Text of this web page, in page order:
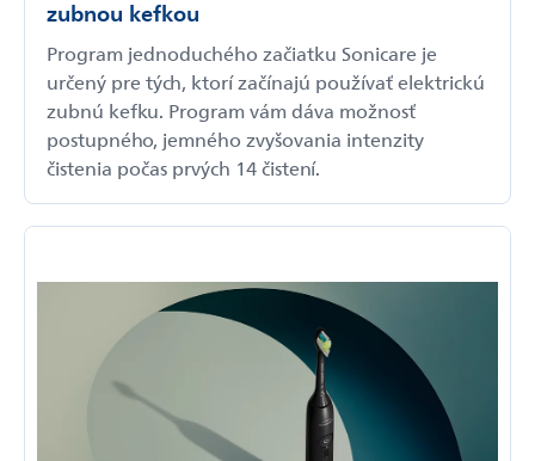
zubnou kefkou
Program jednoduchého začiatku Sonicare je
určený pre tých, ktorí začínajú používať elektrickú
zubnú kefku. Program vám dáva možnosť
postupného, jemného zvyšovania intenzity
čistenia počas prvých 14 čistení.